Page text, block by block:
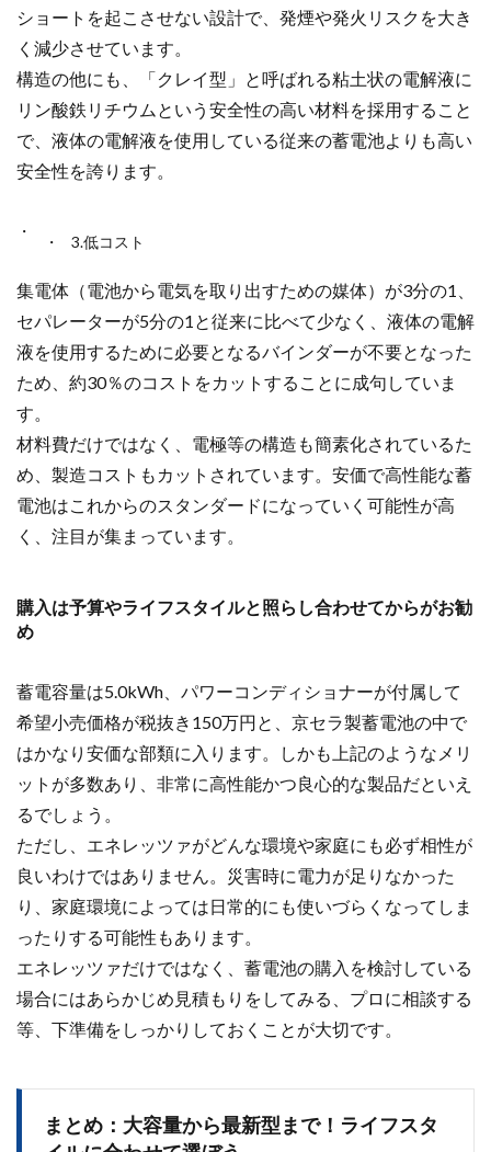
ショートを起こさせない設計で、発煙や発火リスクを大き
く減少させています。
構造の他にも、
「クレイ型」と呼ばれる粘土状の電解液に
リン酸鉄リチウムという安全性の高い材料を採用すること
で、液体の電解液を使用している従来の蓄電池よりも高い
安全性を誇ります。
3.低コスト
集電体（電池から電気を取り出すための媒体）が3分の1、
セパレーターが5分の1と従来に比べて少なく、液体の電解
液を使用するために必要となるバインダーが不要となった
ため、約30％のコストをカットすることに成句していま
す。
材料費だけではなく、 電極等の構造も簡素化されているた
め、製造コストもカットされています。安価で高性能な蓄
電池はこれからのスタンダードになっていく可能性が高
く、注目が集まっています。
購入は予算やライフスタイルと照らし合わせてからがお勧
め
蓄電容量は5.0kWh、パワーコンディショナーが付属して
希望小売価格が税抜き150万円と、京セラ製蓄電池の中で
はかなり安価な部類に入ります。しかも上記のようなメリ
ットが多数あり、非常に高性能かつ良心的な製品だといえ
るでしょう。
ただし、エネレッツァがどんな環境や家庭にも必ず相性が
良いわけではありません。災害時に電力が足りなかった
り、家庭環境によっては日常的にも使いづらくなってしま
ったりする可能性もあります。
エネレッツァだけではなく、 蓄電池の購入を検討している
場合にはあらかじめ見積もりをしてみる、プロに相談する
等、下準備をしっかりしておくことが大切です。
まとめ：大容量から最新型まで！ライフスタ